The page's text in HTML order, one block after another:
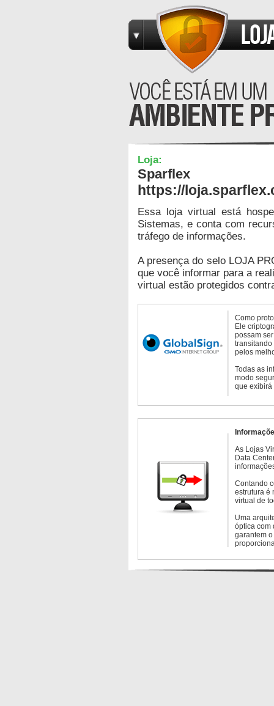
Loja:
Sparflex
https://
Essa loja virtual está
Sistemas, e conta com
tráfego de informações.
A presença do selo LOJA
que você informar para a
virtual estão protegidos
Como
Ele
possam
transitando
pelos
Todas as
modo
que exibirá
As Lojas
Data
Contando
estrutura é
virtual de
Uma
óptica com
garantem